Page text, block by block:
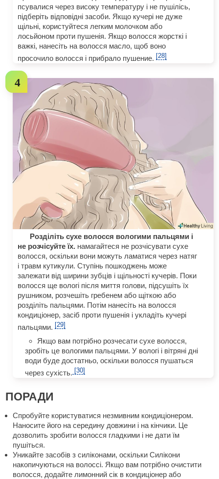
псувалися через високу температуру і не пушілісь,
підберіть відповідні засоби. Якщо кучері не дуже
щільні, користуйтеся легким молочком або
лосьйоном проти пушенія. Якщо волосся жорсткі і
важкі, нанесіть на волосся масло, щоб воно
просочило волосся і прибрало пушение. [28]
Розділіть сухе волосся вологими пальцями і
не розчісуйте їх. намагайтеся не розчісувати сухе
волосся, оскільки вони можуть ламатися через натяг
і травм кутикули. Ступінь пошкоджень може
залежати від ширини зубців і щільності кучерів. Поки
волосся ще вологі після миття голови, підсушіть їх
рушником, розчешіть гребенем або щіткою або
розділіть пальцями. Потім нанесіть на волосся
кондиціонер, засіб проти пушенія і укладіть кучері
пальцями. [29]
Якщо вам потрібно розчесати сухе волосся,
зробіть це вологими пальцями. У вологі і вітряні дні
води буде достатньо, оскільки волосся пушаться
через сухість. [30]
ПОРАДИ
Спробуйте користуватися незмивним кондиціонером.
Наносите його на середину довжини і на кінчики. Це
дозволить зробити волосся гладкими і не дати їм
пушіться.
Уникайте засобів з силіконами, оскільки Силікони
накопичуються на волоссі. Якщо вам потрібно очистити
волосся, додайте лимонний сік в кондиціонер або